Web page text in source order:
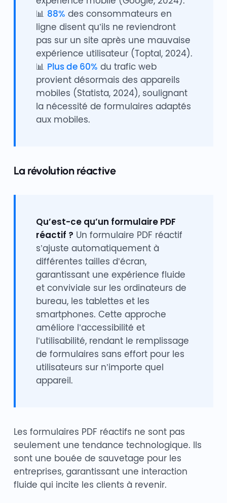
📊 88% des consommateurs en
ligne disent qu’ils ne reviendront
pas sur un site après une mauvaise
expérience utilisateur (Toptal, 2024).
📊 Plus de 60% du trafic web
provient désormais des appareils
mobiles (Statista, 2024), soulignant
la nécessité de formulaires adaptés
aux mobiles.
La révolution réactive
Qu’est-ce qu’un formulaire PDF
réactif ? Un formulaire PDF réactif
s’ajuste automatiquement à
différentes tailles d’écran,
garantissant une expérience fluide
et conviviale sur les ordinateurs de
bureau, les tablettes et les
smartphones. Cette approche
améliore l’accessibilité et
l’utilisabilité, rendant le remplissage
de formulaires sans effort pour les
utilisateurs sur n’importe quel
appareil.
Les formulaires PDF réactifs ne sont pas
seulement une tendance technologique. Ils
sont une bouée de sauvetage pour les
entreprises, garantissant une interaction
fluide qui incite les clients à revenir.